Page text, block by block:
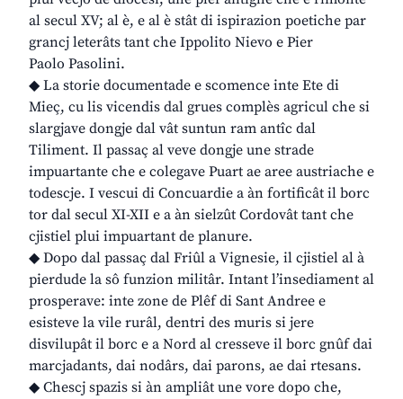
al secul XV; al è, e al è stât di ispirazion poetiche par
grancj leterâts tant che Ippolito Nievo e Pier
Paolo Pasolini.
◆ La storie documentade e scomence inte Ete di
Mieç, cu lis vicendis dal grues complès agricul che si
slargjave dongje dal vât suntun ram antîc dal
Tiliment. Il passaç al veve dongje une strade
impuartante che e colegave Puart ae aree austriache e
todescje. I vescui di Concuardie a àn fortificât il borc
tor dal secul XI-XII e a àn sielzût Cordovât tant che
cjistiel plui impuartant de planure.
◆ Dopo dal passaç dal Friûl a Vignesie, il cjistiel al à
pierdude la sô funzion militâr. Intant l’insediament al
prosperave: inte zone de Plêf di Sant Andree e
esisteve la vile rurâl, dentri des muris si jere
disvilupât il borc e a Nord al cresseve il borc gnûf dai
marcjadants, dai nodârs, dai parons, ae dai rtesans.
◆ Chescj spazis si àn ampliât une vore dopo che,